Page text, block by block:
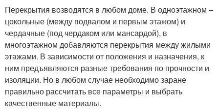
Перекрытия возводятся в любом доме. В одноэтажном –
цокольные (между подвалом и первым этажом) и
чердачные (под чердаком или мансардой), в
многоэтажном добавляются перекрытия между жилыми
этажами. В зависимости от положения и назначения, к
ним предъявляются разные требования по прочности и
изоляции. Но в любом случае необходимо заране
правильно рассчитать все параметры и выбрать
качественные материалы.